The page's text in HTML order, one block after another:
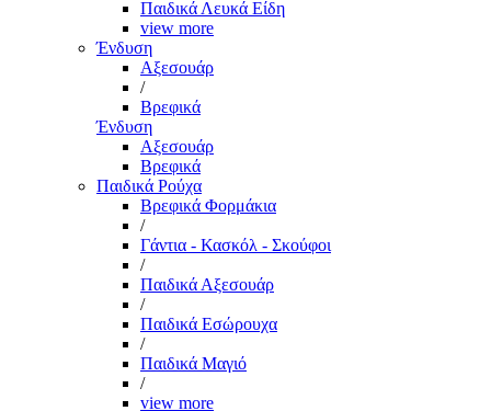
Παιδικά Λευκά Είδη
view more
Ένδυση
Αξεσουάρ
/
Βρεφικά
Ένδυση
Αξεσουάρ
Βρεφικά
Παιδικά Ρούχα
Βρεφικά Φορμάκια
/
Γάντια - Κασκόλ - Σκούφοι
/
Παιδικά Αξεσουάρ
/
Παιδικά Εσώρουχα
/
Παιδικά Μαγιό
/
view more